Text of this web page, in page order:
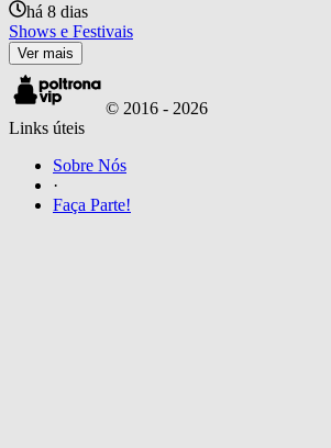
há 8 dias
Shows e Festivais
Ver mais
© 2016 - 2026
Links úteis
Sobre Nós
·
Faça Parte!